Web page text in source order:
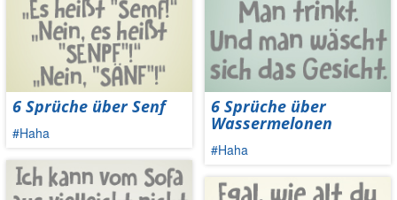
6 Sprüche über Senf
#Haha
6 Sprüche über
Wassermelonen
#Haha